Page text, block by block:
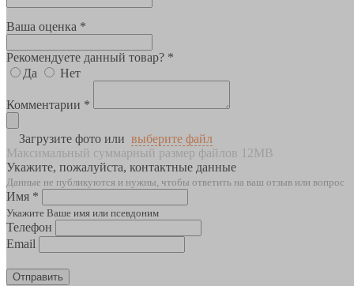
Ваша оценка *
Рекомендуете данный товар? *
Да
Нет
Комментарии *
Загрузите фото или выберите файл
Максимальный суммарный размер файлов 12MB
Укажите, пожалуйста, контактные данные
Данные не публикуются и нужны, чтобы ответить на ваш отзыв или вопрос
Имя *
Укажите Ваше имя или псевдоним
Телефон
Email
Отправить